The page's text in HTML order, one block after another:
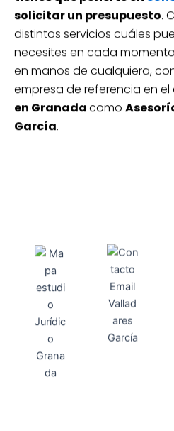
solicitar un presupuesto.
distintos servicios cuáles
necesites en cada
en manos de cualquiera,
empresa de referencia en
en Granadacomo
García.